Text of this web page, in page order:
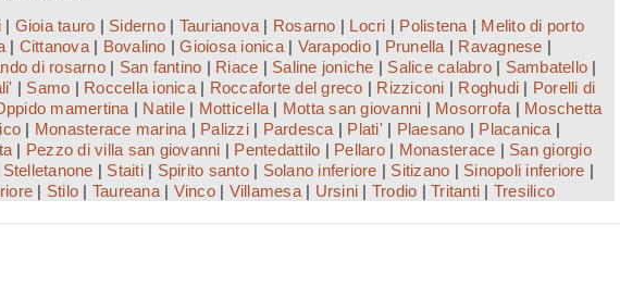
| Gioia tauro | Siderno| Taurianova | Rosarno | Locri | Polistena | Melito di porto
| Cittanova| Bovalino |Gioiosa ionica| Varapodio| Prunella | Ravagnese |
di rosarno| San fantino | Riace | Saline joniche | Salice calabro| Sambatello |
| Samo | Roccella ionica| Roccaforte del greco | Rizziconi | Roghudi | Porelli di
mamertina | Natile| Motticella | Motta san giovanni | Mosorrofa | Moschetta
| Monasterace marina | Palizzi| Pardesca | Plati' | Plaesano | Placanica |
| Pezzo di villa san giovanni | Pentedattilo | Pellaro| Monasterace | San giorgio
Stelletanone | Staiti| Spirito santo| Solano inferiore | Sitizano | Sinopoli inferiore |
| Stilo | Taureana| Vinco| Villamesa| Ursini | Trodio | Tritanti | Tresilico